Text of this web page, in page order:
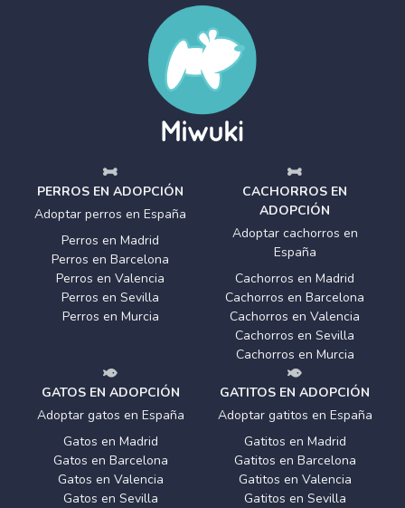
PERROS EN ADOPCIÓN
Adoptar perros en España
Perros en Madrid
Perros en Barcelona
Perros en Valencia
Perros en Sevilla
Perros en Murcia
CACHORROS EN
ADOPCIÓN
Adoptar cachorros en
España
Cachorros en Madrid
Cachorros en Barcelona
Cachorros en Valencia
Cachorros en Sevilla
Cachorros en Murcia
GATOS EN ADOPCIÓN
Adoptar gatos en España
Gatos en Madrid
Gatos en Barcelona
Gatos en Valencia
Gatos en Sevilla
GATITOS EN ADOPCIÓN
Adoptar gatitos en España
Gatitos en Madrid
Gatitos en Barcelona
Gatitos en Valencia
Gatitos en Sevilla